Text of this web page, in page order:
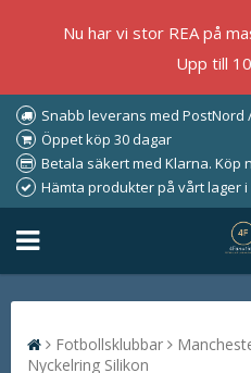
Nu har vi stor REA på
Upp till
Snabb leverans med PostNord
Öppet köp 30 dagar
Betala säkert med Klarna. Köp
Hämta produkter på vårt lager i
Fotbollsklubbar
Nyckelring Silikon